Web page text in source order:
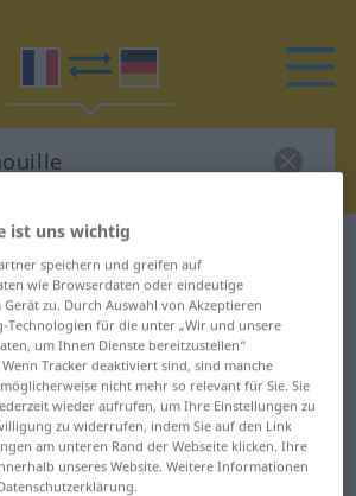
Deutsch Übersetzung
grenouille"
Deutsch
ist uns wichtig
speichern und greifen auf
wie Browserdaten oder eindeutige
zu. Durch Auswahl von Akzeptieren
Technologien für die unter „Wir und unsere
um Ihnen Dienste bereitzustellen“
Tracker deaktiviert sind, sind manche
nicht mehr so relevant für Sie. Sie
wieder aufrufen, um Ihre Einstellungen zu
zu widerrufen, indem Sie auf den Link
am unteren Rand der Webseite klicken. Ihre
unseres Website. Weitere Informationen